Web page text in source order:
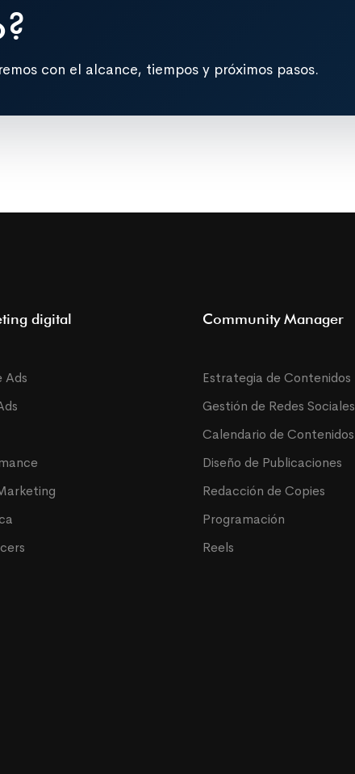
con el alcance, tiempos y próximos pasos.
digital
Ads
Community Manager
Estrategia de Contenidos
Gestión de Redes Sociales
Calendario de Contenidos
Diseño de Publicaciones
Redacción de Copies
Programación
Reels